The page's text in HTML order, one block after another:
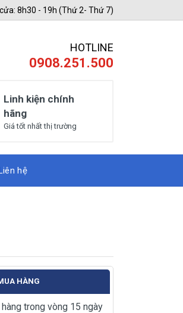
8h30 - 19h (Thứ 2- Thứ 7)
HOTLINE
0908.251.500
Linh kiện chính
hãng
Giá tốt nhất thị trường
hệ
HÀNG
trong vòng 15 ngày